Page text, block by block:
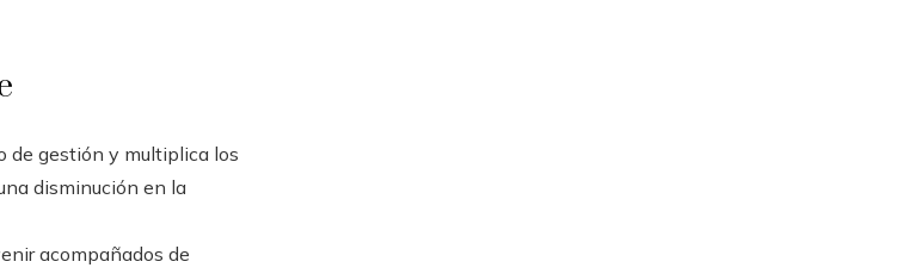
de gestión y multiplica los
disminución en la
acompañados de